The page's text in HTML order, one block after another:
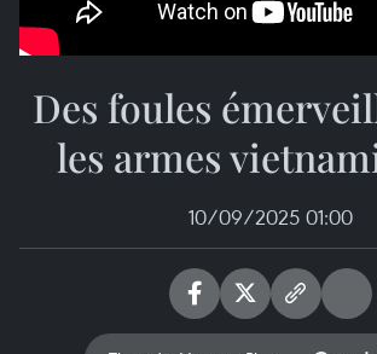
Des foules
les armes
10/09/2025 01:00